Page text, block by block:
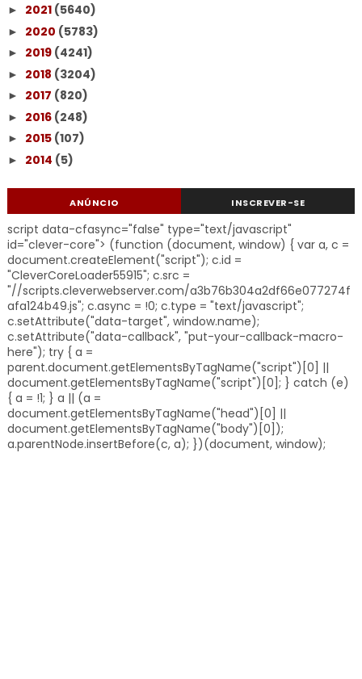
► 2021 (5640)
► 2020 (5783)
► 2019 (4241)
► 2018 (3204)
► 2017 (820)
► 2016 (248)
► 2015 (107)
► 2014 (5)
ANÚNCIO INSCREVER-SE
script data-cfasync="false" type="text/javascript"
id="clever-core"> (function (document, window) { var a, c =
document.createElement("script"); c.id =
"CleverCoreLoader55915"; c.src =
"//scripts.cleverwebserver.com/a3b76b304a2df66e077274f
afa124b49.js"; c.async = !0; c.type = "text/javascript";
c.setAttribute("data-target", window.name);
c.setAttribute("data-callback", "put-your-callback-macro-
here"); try { a =
parent.document.getElementsByTagName("script")[0] ||
document.getElementsByTagName("script")[0]; } catch (e)
{ a = !1; } a || (a =
document.getElementsByTagName("head")[0] ||
document.getElementsByTagName("body")[0]);
a.parentNode.insertBefore(c, a); })(document, window);